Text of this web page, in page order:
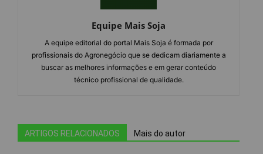
Equipe Mais Soja
A equipe editorial do portal Mais Soja é formada por
profissionais do Agronegócio que se dedicam diariamente a
buscar as melhores informações e em gerar conteúdo
técnico profissional de qualidade.
ARTIGOS RELACIONADOS Mais do autor